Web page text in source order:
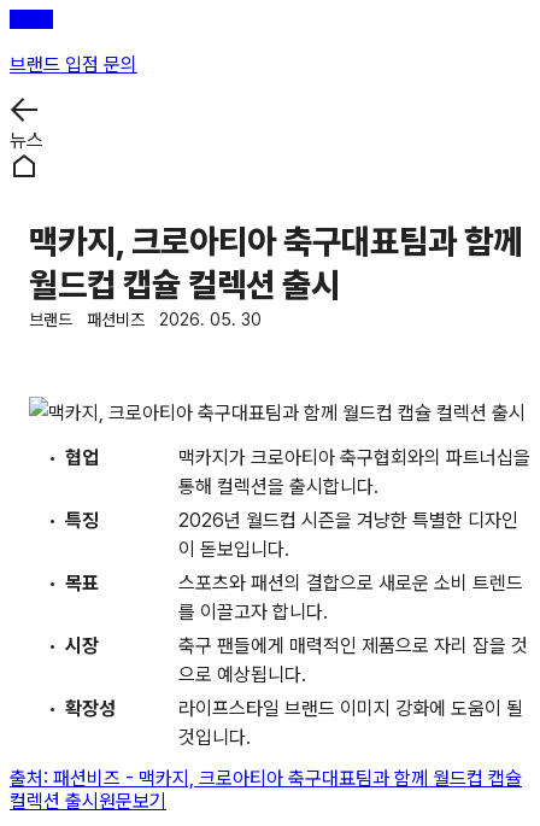
브랜드 입점 문의
뉴스
맥카지, 크로아티아 축구대표팀과 함께
월드컵 캡슐 컬렉션 출시
브랜드 패션비즈 2026. 05. 30
협업
맥카지가 크로아티아 축구협회와의 파트너십을
통해 컬렉션을 출시합니다.
특징
2026년 월드컵 시즌을 겨냥한 특별한 디자인
이 돋보입니다.
목표
스포츠와 패션의 결합으로 새로운 소비 트렌드
를 이끌고자 합니다.
시장
축구 팬들에게 매력적인 제품으로 자리 잡을 것
으로 예상됩니다.
확장성
라이프스타일 브랜드 이미지 강화에 도움이 될
것입니다.
출처: 패션비즈 - 맥카지, 크로아티아 축구대표팀과 함께 월드컵 캡슐
컬렉션 출시 원문보기